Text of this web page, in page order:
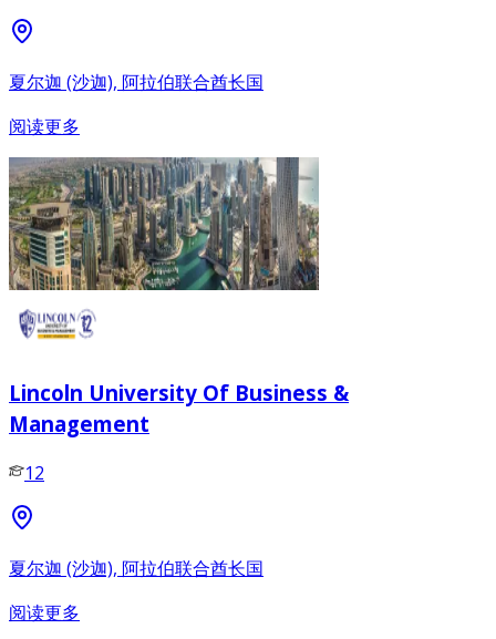
夏尔迦 (沙迦), 阿拉伯联合酋长国
阅读更多
Lincoln University Of Business &
Management
12
夏尔迦 (沙迦), 阿拉伯联合酋长国
阅读更多